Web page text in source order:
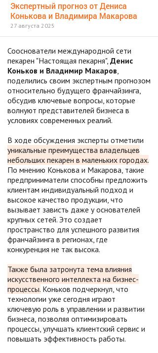
Экспертный прогноз от Дениса
Конькова и Владимира Макарова
27 августа 2025
Сооснователи международной сети
пекарен "Настоящая пекарня", Денис
Коньков и Владимир Макаров,
поделились своим экспертным прогнозом
относительно будущего франчайзинга,
обсудив ключевые вопросы, которые
волнуют представителей бизнеса в
условиях современных реалий.
В ходе обсуждения эксперты отметили
уникальные преимущества владельцев
небольших пекарен в маленьких городах.
По мнению Конькова и Макарова, такие
предприниматели способны предложить
клиентам индивидуальный подход и
высокое качество продукции, что
вызывает зависть даже у основателей
крупных сетей. Это создает
пространство для успешного развития
франчайзинга в регионах, где
конкуренция не так высока.
Также была затронута тема влияния
искусственного интеллекта на бизнес-
процессы. Коньков подчеркнул, что
технологии уже сегодня играют
ключевую роль в управлении и развитии
бизнеса, позволяя оптимизировать
процессы, улучшать клиентский сервис и
повышать эффективность работы.